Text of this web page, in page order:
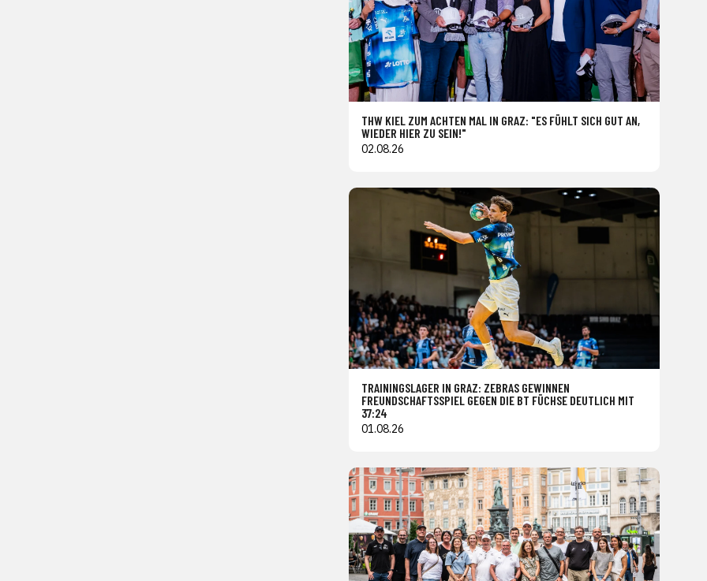
THW KIEL ZUM ACHTEN MAL IN GRAZ: "ES FÜHLT SICH GUT AN,
WIEDER HIER ZU SEIN!"
02.08.26
TRAININGSLAGER IN GRAZ: ZEBRAS GEWINNEN
FREUNDSCHAFTSSPIEL GEGEN DIE BT FÜCHSE DEUTLICH MIT
37:24
01.08.26